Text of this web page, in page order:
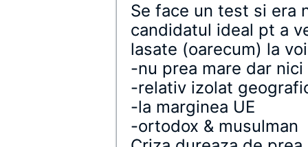
Se face un test si era
candidatul ideal pt a
lasate (oarecum) la
-nu prea mare dar nici
-relativ izolat
-la marginea UE
-ortodox & musulman